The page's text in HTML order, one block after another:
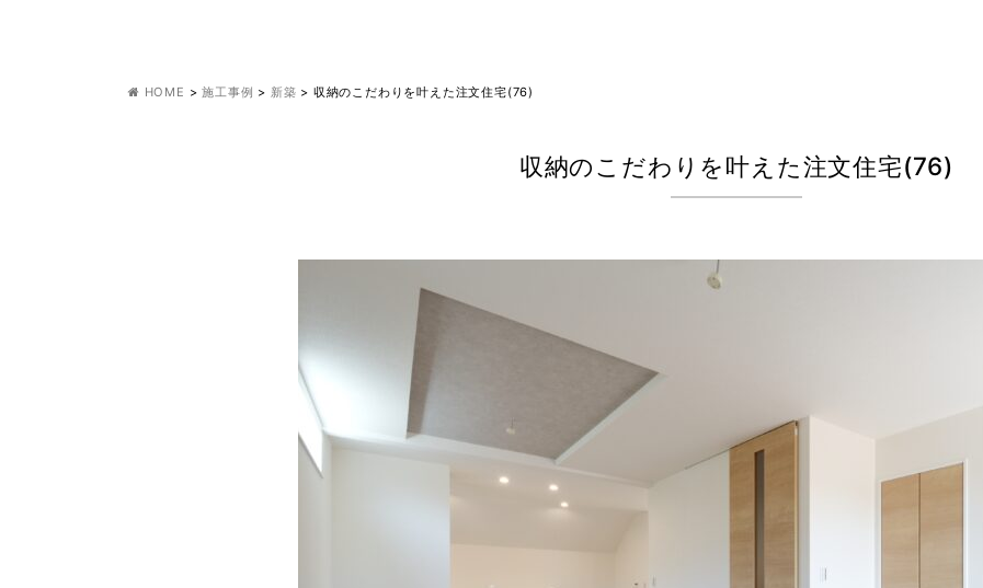
HOME >施工事例 > 新築 > 収納のこだわりを叶えた注文住宅(76)
収納のこだわりを叶えた注文住宅(76)